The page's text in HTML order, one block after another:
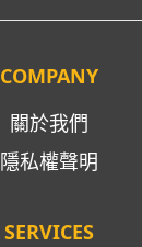
COMPANY
關於我們
隱私權聲明
SERVICES